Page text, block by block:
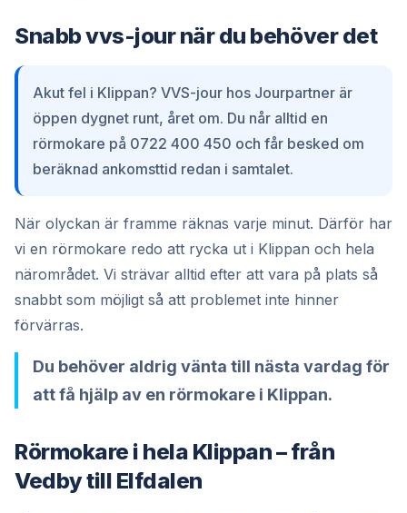
Snabb vvs-jour när du behöver det
Akut fel i Klippan? VVS-jour hos Jourpartner är
öppen dygnet runt, året om. Du når alltid en
rörmokare på 0722 400 450 och får besked om
beräknad ankomsttid redan i samtalet.
När olyckan är framme räknas varje minut. Därför har
vi en rörmokare redo att rycka ut i Klippan och hela
närområdet. Vi strävar alltid efter att vara på plats så
snabbt som möjligt så att problemet inte hinner
förvärras.
Du behöver aldrig vänta till nästa vardag för
att få hjälp av en rörmokare i Klippan.
Rörmokare i hela Klippan – från
Vedby till Elfdalen